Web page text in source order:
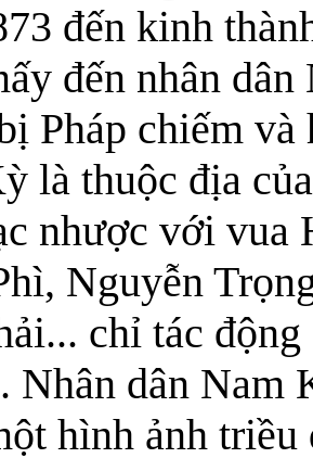
đến kinh
đến nhân
Pháp chiếm và
là thuộc địa
nhược với vua
Nguyễn
chỉ tác
Nhân dân
hình ảnh